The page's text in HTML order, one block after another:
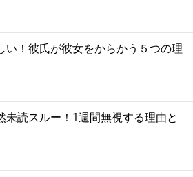
い！彼氏が彼女をからかう５つの理
未読スルー！1週間無視する理由と